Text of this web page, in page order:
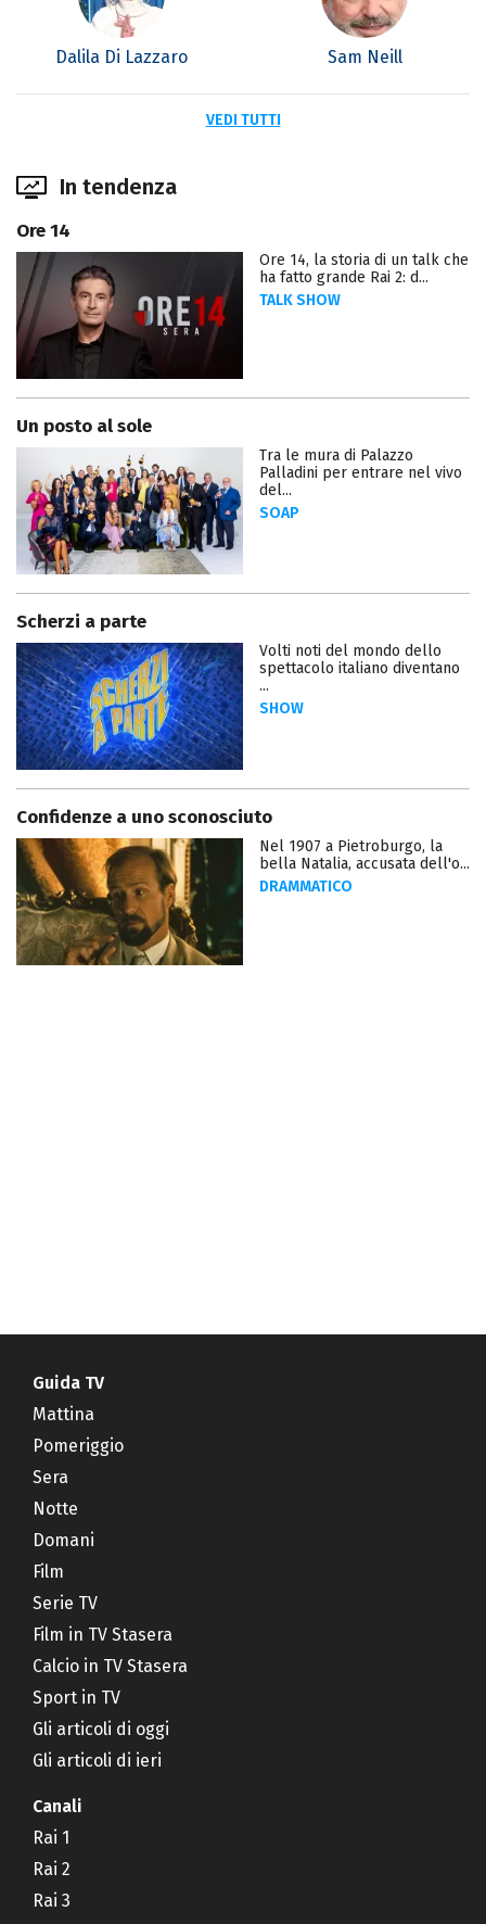
Dalila Di Lazzaro Sam Neill
VEDI TUTTI
In tendenza
Ore 14
Ore 14, la storia di un talk che
ha fatto grande Rai 2: d...
TALK SHOW
Un posto al sole
Tra le mura di Palazzo
Palladini per entrare nel vivo
del...
SOAP
Scherzi a parte
Volti noti del mondo dello
spettacolo italiano diventano
...
SHOW
Confidenze a uno sconosciuto
Nel 1907 a Pietroburgo, la
bella Natalia, accusata dell'o...
DRAMMATICO
Guida TV
Mattina
Pomeriggio
Sera
Notte
Domani
Film
Serie TV
Film in TV Stasera
Calcio in TV Stasera
Sport in TV
Gli articoli di oggi
Gli articoli di ieri
Canali
Rai 1
Rai 2
Rai 3